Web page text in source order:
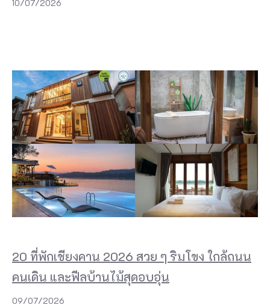
10/07/2026
20 ที่พักเชียงคาน 2026 สวย ๆ ริมโขง ใกล้ถนน
คนเดิน และฟีลบ้านไม้สุดอบอุ่น
09/07/2026